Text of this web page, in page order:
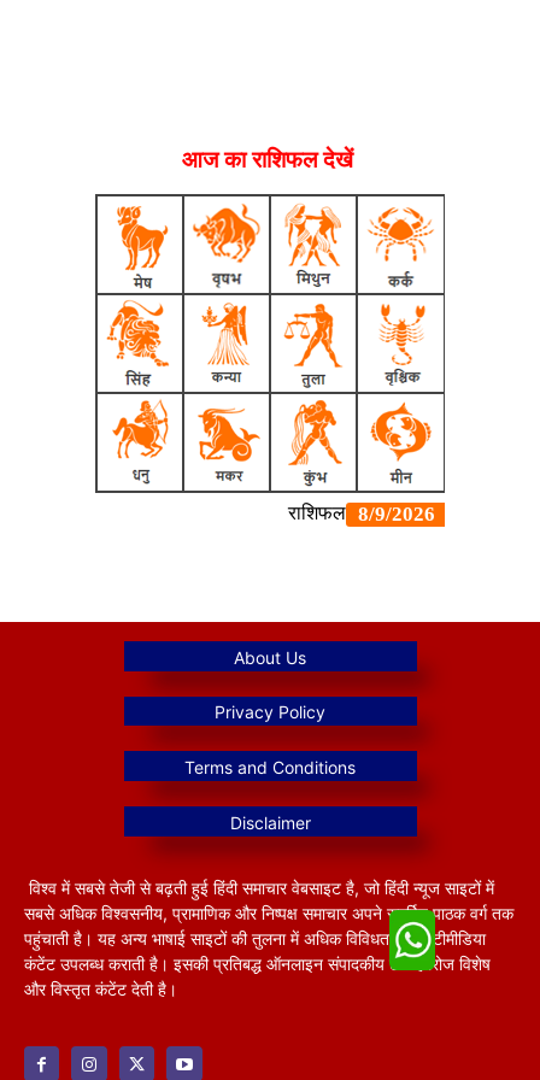
आज का राशिफल देखें
विश्व में सबसे तेजी से बढ़ती हुई हिंदी समाचार वेबसाइट है, जो हिंदी न्यूज साइटों में
सबसे अधिक विश्वसनीय, प्रामाणिक और निष्पक्ष समाचार अपने समर्पित पाठक वर्ग तक
पहुंचाती है। यह अन्य भाषाई साइटों की तुलना में अधिक विविधतापूर्ण मल्टीमीडिया
कंटेंट उपलब्ध कराती है। इसकी प्रतिबद्ध ऑनलाइन संपादकीय टीम हररोज विशेष
और विस्तृत कंटेंट देती है।